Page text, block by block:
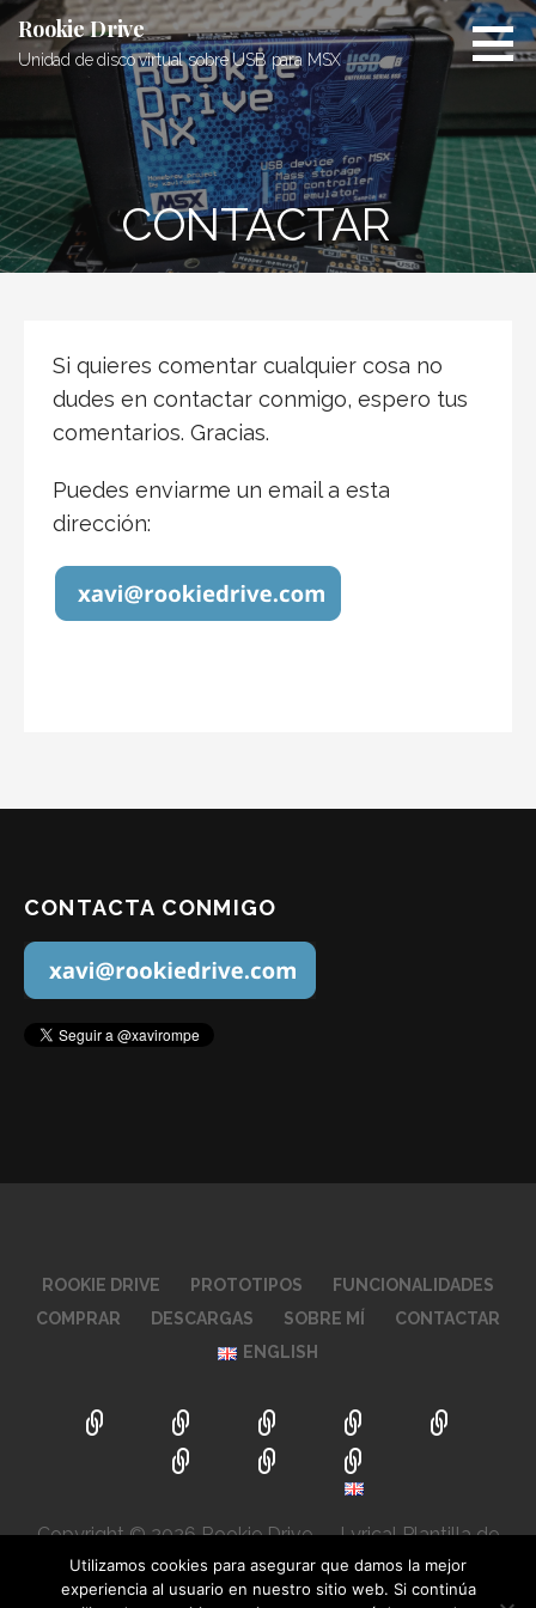
Saltar
contenido
Rookie Drive
Unidad de disco virtual sobre USB para MSX
CONTACTAR
Si quieres comentar cualquier cosa no
dudes en contactar conmigo, espero tus
comentarios. Gracias.
Puedes enviarme un email a esta
dirección:
CONTACTA CONMIGO
ROOKIE DRIVE PROTOTIPOS
FUNCIONALIDADES
COMPRAR
DESCARGAS SOBRE MÍ
CONTACTAR
ENGLISH
Copyright © 2026 Rookie Drive — Lyrical Plantilla de
WordPress porGoDaddy
Utilizamos cookies para asegurar que damos la mejor
experiencia al usuario en nuestro sitio web. Si continúa